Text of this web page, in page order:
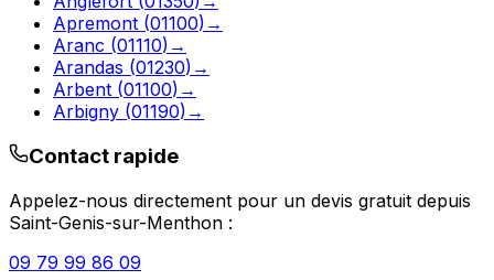
Apremont (01100) →
Aranc (01110) →
Arandas (01230) →
Arbent (01100) →
Arbigny (01190) →
Contact rapide
Appelez-nous directement pour un devis gratuit depuis
Saint-Genis-sur-Menthon :
09 79 99 86 09